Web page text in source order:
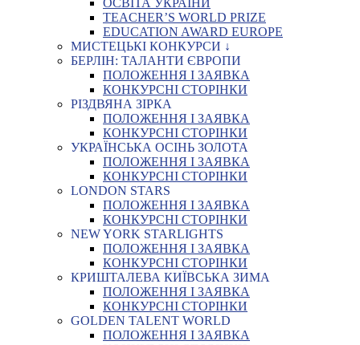
ОСВІТА УКРАЇНИ
TEACHER’S WORLD PRIZE
EDUCATION AWARD EUROPE
МИСТЕЦЬКІ КОНКУРСИ ↓
БЕРЛІН: ТАЛАНТИ ЄВРОПИ
ПОЛОЖЕННЯ І ЗАЯВКА
КОНКУРСНІ СТОРІНКИ
РІЗДВЯНА ЗІРКА
ПОЛОЖЕННЯ І ЗАЯВКА
КОНКУРСНІ СТОРІНКИ
УКРАЇНСЬКА ОСІНЬ ЗОЛОТА
ПОЛОЖЕННЯ І ЗАЯВКА
КОНКУРСНІ СТОРІНКИ
LONDON STARS
ПОЛОЖЕННЯ І ЗАЯВКА
КОНКУРСНІ СТОРІНКИ
NEW YORK STARLIGHTS
ПОЛОЖЕННЯ І ЗАЯВКА
КОНКУРСНІ СТОРІНКИ
КРИШТАЛЕВА КИЇВСЬКА ЗИМА
ПОЛОЖЕННЯ І ЗАЯВКА
КОНКУРСНІ СТОРІНКИ
GOLDEN TALENT WORLD
ПОЛОЖЕННЯ І ЗАЯВКА